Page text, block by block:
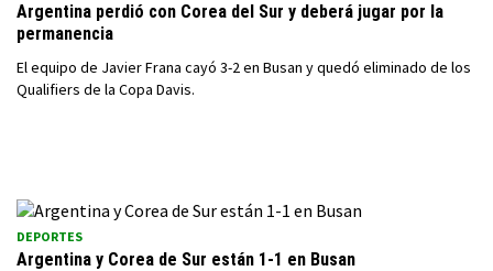
Argentina perdió con Corea del Sur y deberá jugar por la
permanencia
El equipo de Javier Frana cayó 3-2 en Busan y quedó eliminado de los
Qualifiers de la Copa Davis.
DEPORTES
Argentina y Corea de Sur están 1-1 en Busan